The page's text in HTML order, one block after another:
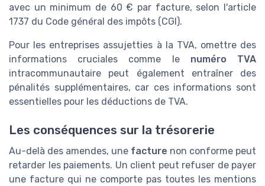
avec un minimum de 60 € par facture, selon l'article
1737 du Code général des impôts (CGI).
Pour les entreprises assujetties à la TVA, omettre des
informations cruciales comme le numéro TVA
intracommunautaire peut également entraîner des
pénalités supplémentaires, car ces informations sont
essentielles pour les déductions de TVA.
Les conséquences sur la trésorerie
Au-delà des amendes, une facture non conforme peut
retarder les paiements. Un client peut refuser de payer
une facture qui ne comporte pas toutes les mentions